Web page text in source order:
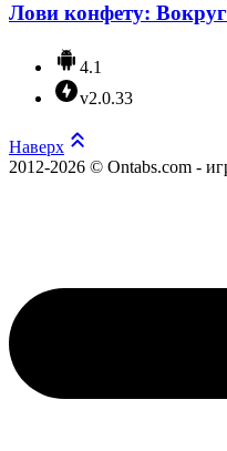
Лови конфету:
4.1
v2.0.33
Наверх
2012-2026 © Ontabs.com -